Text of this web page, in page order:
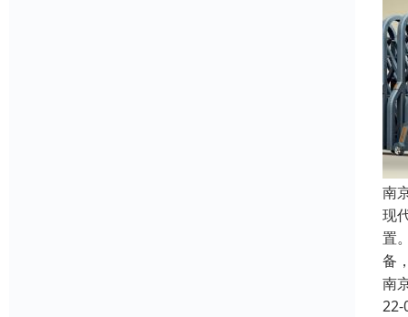
南
现
置
备
南
22-